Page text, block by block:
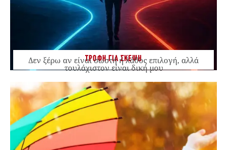
ΤΡΟΦΗ ΓΙΑ ΣΚΕΨΗ
Δεν ξέρω αν είναι σωστή ή λάθος επιλογή, αλλά
τουλάχιστον είναι δική μου